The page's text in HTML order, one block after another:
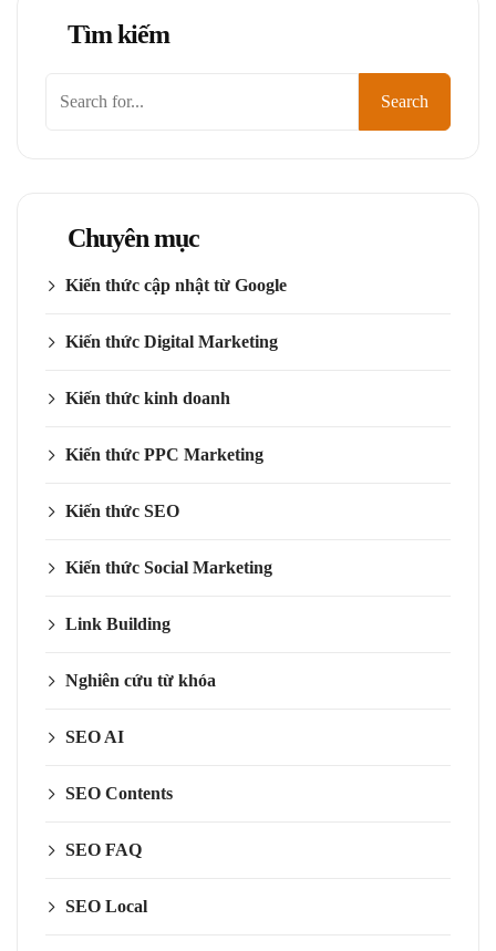
Tìm kiếm
Search
Chuyên mục
Kiến thức cập nhật từ Google
Kiến thức Digital Marketing
Kiến thức kinh doanh
Kiến thức PPC Marketing
Kiến thức SEO
Kiến thức Social Marketing
Link Building
Nghiên cứu từ khóa
SEO AI
SEO Contents
SEO FAQ
SEO Local